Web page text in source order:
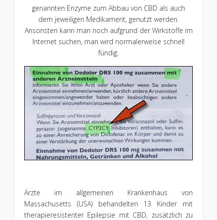
genannten Enzyme zum Abbau von CBD als auch
dem jeweiligen Medikament, genutzt werden.
Ansonsten kann man noch aufgrund der Wirkstoffe im
Internet suchen, man wird normalerweise schnell
fündig.
Ärzte im allgemeinen Krankenhaus von
Massachusetts (USA) behandelten 13 Kinder mit
therapieresistenter Epilepsie mit CBD, zusätzlich zu